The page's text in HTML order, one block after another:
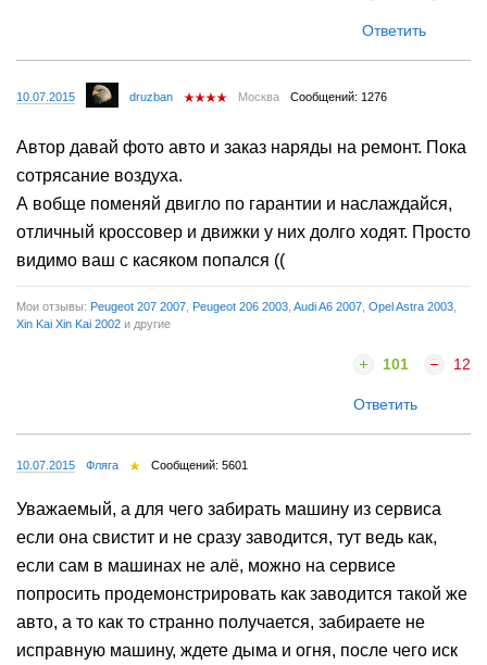
Ответить
10.07.2015 druzban Москва Сообщений: 1276
Автор давай фото авто и заказ наряды на ремонт. Пока
сотрясание воздуха.
А вобще поменяй двигло по гарантии и наслаждайся,
отличный кроссовер и движки у них долго ходят. Просто
видимо ваш с касяком попался ((
Мои отзывы: Peugeot 207 2007 Peugeot 206 2003 Audi A6 2007 Opel Astra 2003
Xin Kai Xin Kai 2002 и другие
101 12
Ответить
10.07.2015 Фляга Сообщений: 5601
Уважаемый, а для чего забирать машину из сервиса
если она свистит и не сразу заводится, тут ведь как,
если сам в машинах не алё, можно на сервисе
попросить продемонстрировать как заводится такой же
авто, а то как то странно получается, забираете не
исправную машину, ждете дыма и огня, после чего иск